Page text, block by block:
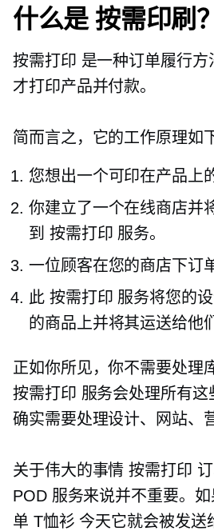
什么是 按需印刷？
按需打印 是一种订单履行
才打印产品并付款。
简而言之，它的工作原理如
您想出一个可印在产品上
你建立了一个在线商店并
到 按需打印 服务。
一位顾客在您的商店下订
此 按需打印 服务将您的
的商品上并将其运送给他
正如你所见，你不需要处理
按需打印 服务会处理所有
确实需要处理设计、网站、
关于伟大的事情按需打印
POD 服务来说并不重要。
单 T恤衫 今天它就会被发送